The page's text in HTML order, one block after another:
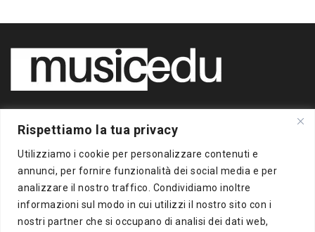
Rispettiamo la tua privacy
Utilizziamo i cookie per personalizzare contenuti e
annunci, per fornire funzionalità dei social media e per
analizzare il nostro traffico. Condividiamo inoltre
informazioni sul modo in cui utilizzi il nostro sito con i
nostri partner che si occupano di analisi dei dati web,
di Piero Chianura
P.IVA 12412930963
Tutti i diritti riservati
Musiceduè un supplemento online della freepress BigBox
Autorizzazione presso il Tribunale di Milano n.383 del